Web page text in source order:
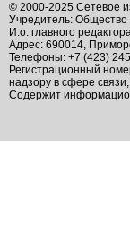
© 2000-2025 Сетевое
Учредитель: Общество
И.о. главного
Адрес: 690014,
Телефоны: +7 (423)
Регистрационный
надзору в сфере
Содержит